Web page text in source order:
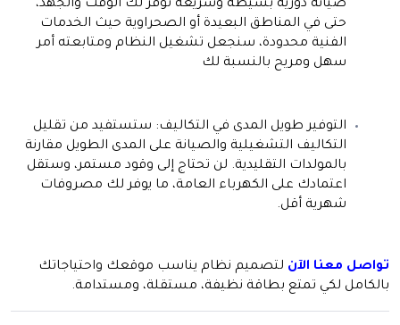
صيانة دورية بسيطة وسريعة توفر لك الوقت والجهد،
حتى في المناطق البعيدة أو الصحراوية حيث الخدمات
الفنية محدودة، سنجعل تشغيل النظام ومتابعته أمر
سهل ومريح بالنسبة لك
التوفير طويل المدى في التكاليف:ستستفيد من تقليل
التكاليف التشغيلية والصيانة على المدى الطويل مقارنة
بالمولدات التقليدية. لن تحتاج إلى وقود مستمر، وستقل
اعتمادك على الكهرباء العامة، ما يوفر لك مصروفات
شهرية أقل.
تواصل معنا الآن لتصميم نظام يناسب موقعك واحتياجاتك
بالكامل لكي تمتع بطاقة نظيفة، مستقلة، ومستدامة.